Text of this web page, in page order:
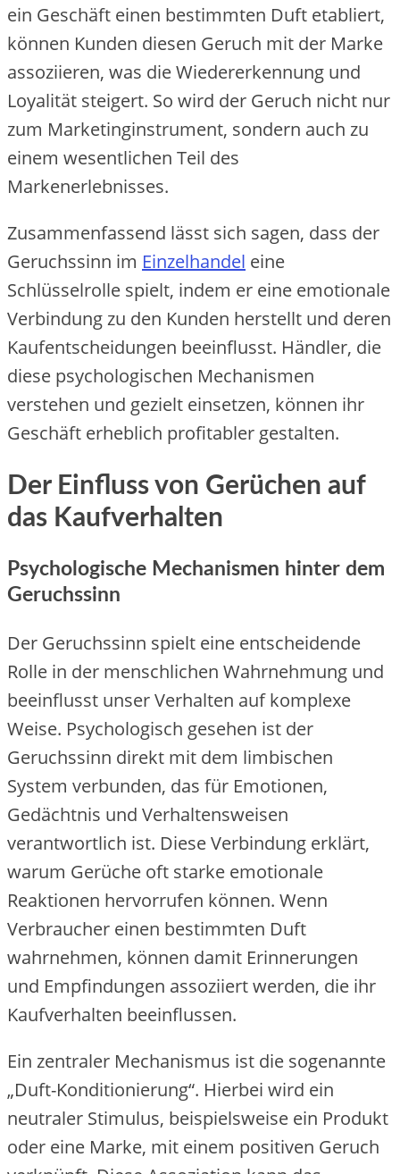
ein Geschäft einen bestimmten Duft etabliert,
können Kunden diesen Geruch mit der Marke
assoziieren, was die Wiedererkennung und
Loyalität steigert. So wird der Geruch nicht nur
zum Marketinginstrument, sondern auch zu
einem wesentlichen Teil des
Markenerlebnisses.
Zusammenfassend lässt sich sagen, dass der
Geruchssinn im Einzelhandel eine
Schlüsselrolle spielt, indem er eine emotionale
Verbindung zu den Kunden herstellt und deren
Kaufentscheidungen beeinflusst. Händler, die
diese psychologischen Mechanismen
verstehen und gezielt einsetzen, können ihr
Geschäft erheblich profitabler gestalten.
Der Einfluss von Gerüchen auf
das Kaufverhalten
Psychologische Mechanismen hinter dem
Geruchssinn
Der Geruchssinn spielt eine entscheidende
Rolle in der menschlichen Wahrnehmung und
beeinflusst unser Verhalten auf komplexe
Weise. Psychologisch gesehen ist der
Geruchssinn direkt mit dem limbischen
System verbunden, das für Emotionen,
Gedächtnis und Verhaltensweisen
verantwortlich ist. Diese Verbindung erklärt,
warum Gerüche oft starke emotionale
Reaktionen hervorrufen können. Wenn
Verbraucher einen bestimmten Duft
wahrnehmen, können damit Erinnerungen
und Empfindungen assoziiert werden, die ihr
Kaufverhalten beeinflussen.
Ein zentraler Mechanismus ist die sogenannte
„Duft-Konditionierung“. Hierbei wird ein
neutraler Stimulus, beispielsweise ein Produkt
oder eine Marke, mit einem positiven Geruch